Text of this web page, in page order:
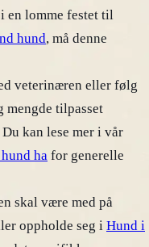
en lomme festet til
hund, må denne
veterinæren eller følg
mengde tilpasset
kan lese mer i vår
ha for generelle
skal være med på
oppholde seg i Hund i